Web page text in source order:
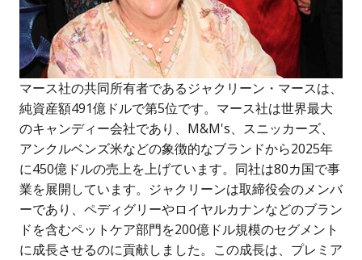
マース社の共同所有者であるジャクリーン・マースは、
純資産額491億ドルで第5位です。マース社は世界最大
のキャンディー会社であり、M&M's、スニッカーズ、
アンクルベンズ米などの象徴的なブランドから2025年
に450億ドルの売上を上げています。同社は80カ国で事
業を展開しています。ジャクリーンは取締役会のメンバ
ーであり、ペディグリーやロイヤルカナンなどのブラン
ドを含むペットケア部門を200億ドル規模のセグメント
に成長させるのに貢献しました。この成長は、プレミア